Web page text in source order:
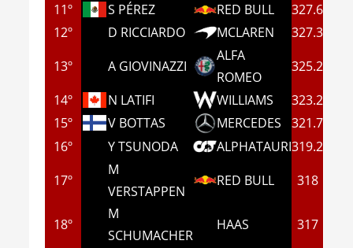
11º
S PÉREZ RED BULL
327.6
12º
D RICCIARDO MCLAREN
327.3
13º
A GIOVINAZZI
ALFA
ROMEO
325.2
14º
N LATIFI WILLIAMS
323.2
15º
V BOTTAS MERCEDES
321.7
16º
Y TSUNODA ALPHATAURI319.2
17º
M
VERSTAPPEN
RED BULL 318
18º
M
SCHUMACHER
HAAS 317